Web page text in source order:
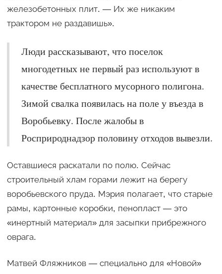
железобетонных плит. — Их же никаким
трактором не раздавишь».
Люди рассказывают, что поселок
многодетных не первый раз используют в
качестве бесплатного мусорного полигона.
Зимой свалка появилась на поле у въезда в
Воробьевку. После жалобы в
Росприроднадзор половину отходов вывезли.
Оставшиеся раскатали по полю. Сейчас
строительный хлам горами лежит на берегу
воробьевского пруда. Мэрия полагает, что старые
рамы, картонные коробки, пенопласт — это
«инертный материал» для засыпки прибрежного
оврага.
Матвей Фляжников — специально для «Новой»